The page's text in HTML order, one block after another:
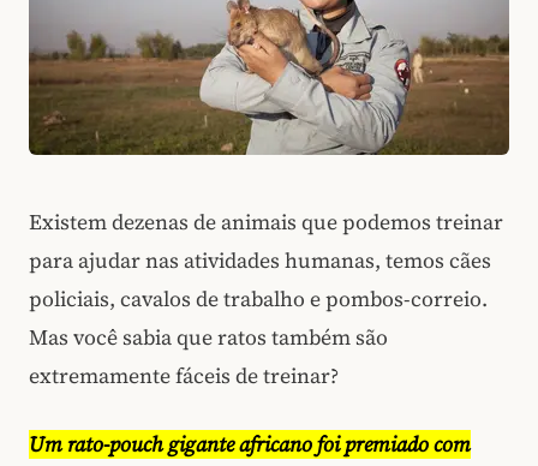
Existem dezenas de animais que podemos treinar
para ajudar nas atividades humanas, temos cães
policiais, cavalos de trabalho e pombos-correio.
Mas você sabia que ratos também são
extremamente fáceis de treinar?
Um rato-pouch gigante africano foi premiado com